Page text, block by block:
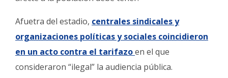
Afuetra del estadio, centrales sindicales y
organizaciones políticas y sociales coincidieron
en un acto contra el tarifazoen el que
consideraron “ilegal” la audiencia pública.